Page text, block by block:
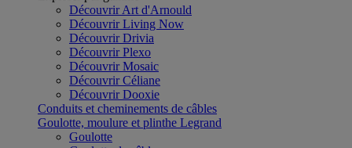
Découvrir Art d'Arnould
Découvrir Living Now
Découvrir Drivia
Découvrir Plexo
Découvrir Mosaic
Découvrir Céliane
Découvrir Dooxie
Conduits et cheminements de câbles
Goulotte, moulure et plinthe Legrand
Goulotte